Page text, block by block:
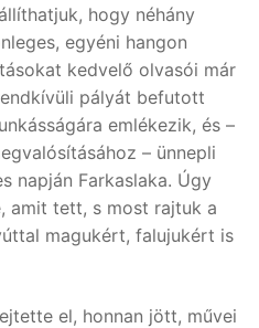
hogy néhány
egyéni hangon
kedvelő olvasói már
pályát befutott
emlékezik, és –
– ünnepli
napján Farkaslaka. Úgy
amit tett, s most rajtuk a
magukért, falujukért is
el, honnan jött, művei